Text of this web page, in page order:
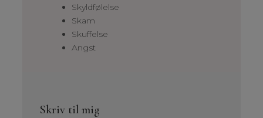
Skyldfølelse
Skam
Skuffelse
Angst
Skriv til mig